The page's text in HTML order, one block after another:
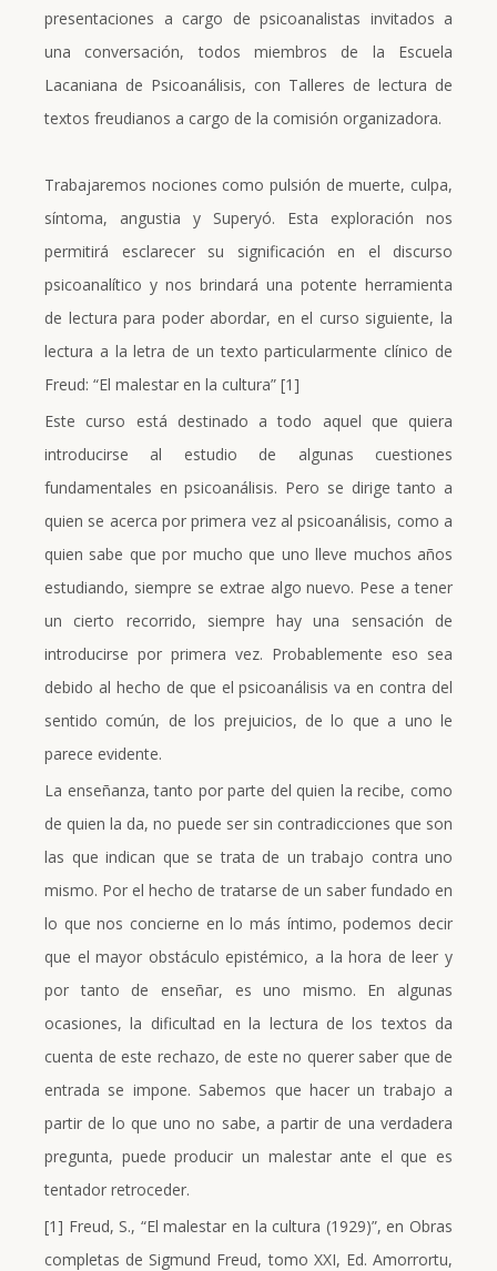
presentaciones a cargo de psicoanalistas invitados a
una conversación, todos miembros de la Escuela
Lacaniana de Psicoanálisis, con Talleres de lectura de
textos freudianos a cargo de la comisión organizadora.
Trabajaremos nociones como pulsión de muerte, culpa,
síntoma, angustia y Superyó. Esta exploración nos
permitirá esclarecer su significación en el discurso
psicoanalítico y nos brindará una potente herramienta
de lectura para poder abordar, en el curso siguiente, la
lectura a la letra de un texto particularmente clínico de
Freud: “El malestar en la cultura” [1]
Este curso está destinado a todo aquel que quiera
introducirse al estudio de algunas cuestiones
fundamentales en psicoanálisis. Pero se dirige tanto a
quien se acerca por primera vez al psicoanálisis, como a
quien sabe que por mucho que uno lleve muchos años
estudiando, siempre se extrae algo nuevo. Pese a tener
un cierto recorrido, siempre hay una sensación de
introducirse por primera vez. Probablemente eso sea
debido al hecho de que el psicoanálisis va en contra del
sentido común, de los prejuicios, de lo que a uno le
parece evidente.
La enseñanza, tanto por parte del quien la recibe, como
de quien la da, no puede ser sin contradicciones que son
las que indican que se trata de un trabajo contra uno
mismo. Por el hecho de tratarse de un saber fundado en
lo que nos concierne en lo más íntimo, podemos decir
que el mayor obstáculo epistémico, a la hora de leer y
por tanto de enseñar, es uno mismo. En algunas
ocasiones, la dificultad en la lectura de los textos da
cuenta de este rechazo, de este no querer saber que de
entrada se impone. Sabemos que hacer un trabajo a
partir de lo que uno no sabe, a partir de una verdadera
pregunta, puede producir un malestar ante el que es
tentador retroceder.
[1] Freud, S., “El malestar en la cultura (1929)”, en Obras
completas de Sigmund Freud, tomo XXI, Ed. Amorrortu,